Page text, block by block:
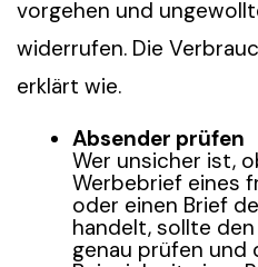
vorgehen und
widerrufen. Die
erklärt wie.
Absender prüfen
Wer unsicher ist,
Werbebrief eines
oder einen Brief
handelt, sollte
genau prüfen und